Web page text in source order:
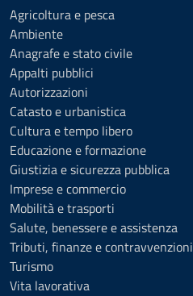
Agricoltura e pesca
Ambiente
Anagrafe e stato civile
Appalti pubblici
Autorizzazioni
Catasto e urbanistica
Cultura e tempo libero
Educazione e formazione
Giustizia e sicurezza pubblica
Imprese e commercio
Mobilità e trasporti
Salute, benessere e assistenza
Tributi, finanze e contravvenzioni
Turismo
Vita lavorativa